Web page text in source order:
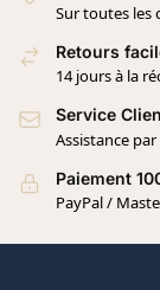
Sur toutes les
Retours
14 jours à la
Service
Assistance
Paiement
PayPal /